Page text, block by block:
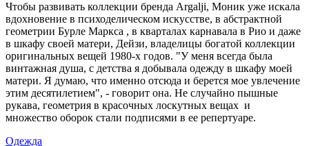
Чтобы развивать коллекции бренда Argalji, Моник уже искала
вдохновение в психоделическом искусстве, в абстрактной
геометрии Бурле Маркса , в кварталах карнавала в Рио и даже
в шкафу своей матери, Дейзи, владелицы богатой коллекции
оригинальных вещей 1980-х годов. "У меня всегда была
винтажная душа, с детства я добывала одежду в шкафу моей
матери. Я думаю, что именно отсюда и берется мое увлечение
этим десятилетием", - говорит она. Не случайно пышные
рукава, геометрия в красочных лоскутных вещах и
множество оборок стали подписями в ее репертуаре.
Одежда